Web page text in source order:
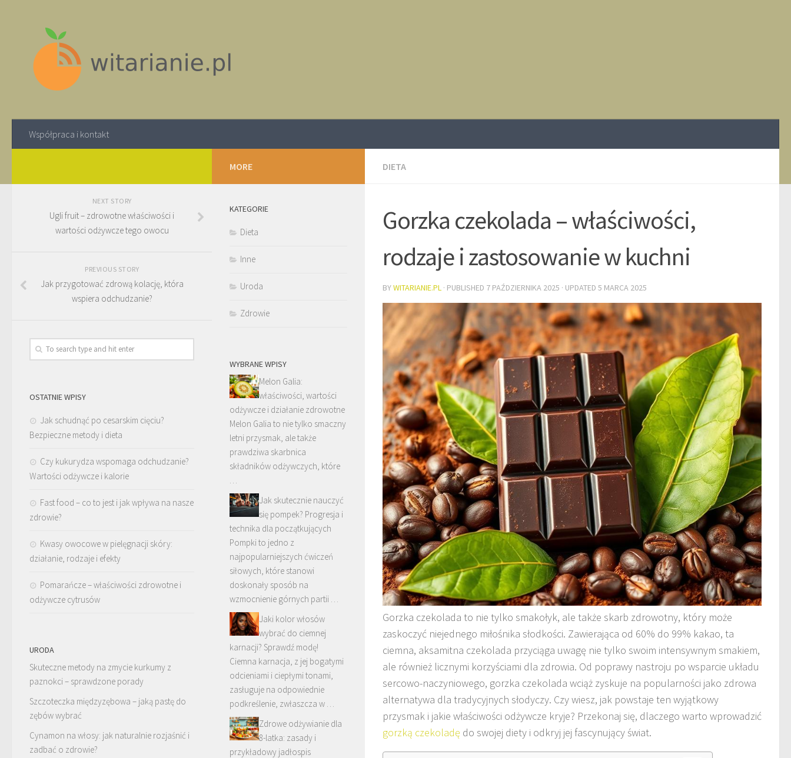
Współpraca i kontakt
DIETA
Gorzka czekolada – właściwości,
rodzaje i zastosowanie w kuchni
BYWITARIANIE.PL · PUBLISHED 7 PAŹDZIERNIKA 2025 · UPDATED 5 MARCA 2025
Gorzka czekolada to nie tylko smakołyk, ale także skarb zdrowotny, który może
zaskoczyć niejednego miłośnika słodkości. Zawierająca od 60% do 99% kakao, ta
ciemna, aksamitna czekolada przyciąga uwagę nie tylko swoim intensywnym smakiem,
ale również licznymi korzyściami dla zdrowia. Od poprawy nastroju po wsparcie układu
sercowo-naczyniowego, gorzka czekolada wciąż zyskuje na popularności jako zdrowa
alternatywa dla tradycyjnych słodyczy. Czy wiesz, jak powstaje ten wyjątkowy
przysmak i jakie właściwości odżywcze kryje? Przekonaj się, dlaczego warto wprowadzić
gorzką czekoladę do swojej diety i odkryj jej fascynujący świat.
NEXT STORY
Ugli fruit – zdrowotne właściwości i
wartości odżywcze tego owocu
PREVIOUS STORY
Jak przygotować zdrową kolację, która
wspiera odchudzanie?
OSTATNIE WPISY
Jak schudnąć po cesarskim cięciu?
Bezpieczne metody i dieta
Czy kukurydza wspomaga odchudzanie?
Wartości odżywcze i kalorie
Fast food – co to jest i jak wpływa na nasze
zdrowie?
Kwasy owocowe w pielęgnacji skóry:
działanie, rodzaje i efekty
Pomarańcze – właściwości zdrowotne i
odżywcze cytrusów
URODA
Skuteczne metody na zmycie kurkumy z
paznokci – sprawdzone porady
Szczoteczka międzyzębowa – jaką pastę do
zębów wybrać
Cynamon na włosy: jak naturalnie rozjaśnić i
zadbać o zdrowie?
MORE
KATEGORIE
Dieta
Inne
Uroda
Zdrowie
WYBRANE WPISY
Melon Galia:
właściwości, wartości
odżywcze i działanie zdrowotne
Melon Galia to nie tylko smaczny
letni przysmak, ale także
prawdziwa skarbnica
składników odżywczych, które
…
Jak skutecznie nauczyć
się pompek? Progresja i
technika dla początkujących
Pompki to jedno z
najpopularniejszych ćwiczeń
siłowych, które stanowi
doskonały sposób na
wzmocnienie górnych partii …
Jaki kolor włosów
wybrać do ciemnej
karnacji? Sprawdź modę!
Ciemna karnacja, z jej bogatymi
odcieniami i ciepłymi tonami,
zasługuje na odpowiednie
podkreślenie, zwłaszcza w …
Zdrowe odżywianie dla
8-latka: zasady i
przykładowy jadłospis